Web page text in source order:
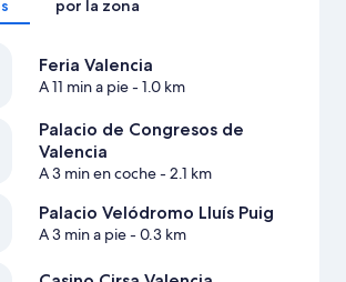
por la zona
Feria Valencia
A 11 min a pie- 1.0 km
Palacio de Congresos de
Valencia
A 3 min en coche- 2.1 km
Palacio Velódromo Lluís Puig
A 3 min a pie- 0.3 km